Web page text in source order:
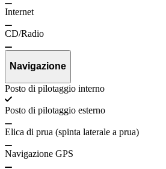
Internet
CD/Radio
Navigazione
Posto di pilotaggio interno
Posto di pilotaggio esterno
Elica di prua (spinta laterale a prua)
Navigazione GPS